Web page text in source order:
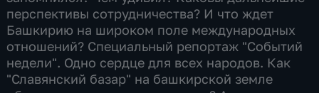
перспективы сотрудничества? И что ждет
Башкирию на широком поле международных
отношений? Специальный репортаж "Событий
недели". Одно сердце для всех народов. Как
"Славянский базар" на башкирской земле